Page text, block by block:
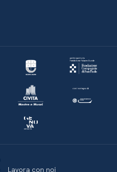
Lavora con noi